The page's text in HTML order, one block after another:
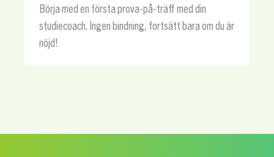
Börja med en första prova-på-träff med din
studiecoach. Ingen bindning, fortsätt bara om du är
nöjd!